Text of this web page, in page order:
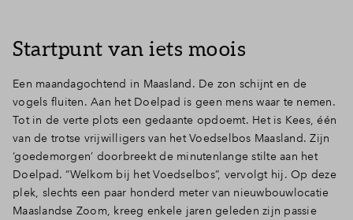
Startpunt van iets moois
Een maandagochtend in Maasland. De zon schijnt en de
vogels fluiten. Aan het Doelpad is geen mens waar te nemen.
Tot in de verte plots een gedaante opdoemt. Het is Kees, één
van de trotse vrijwilligers van het Voedselbos Maasland. Zijn
‘goedemorgen’ doorbreekt de minutenlange stilte aan het
Doelpad. “Welkom bij het Voedselbos”, vervolgt hij. Op deze
plek, slechts een paar honderd meter van nieuwbouwlocatie
Maaslandse Zoom, kreeg enkele jaren geleden zijn passie